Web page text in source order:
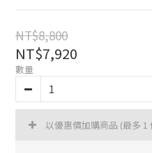
NT$8,800
NT$7,920
數量
以優惠價加購商品 (最多 1